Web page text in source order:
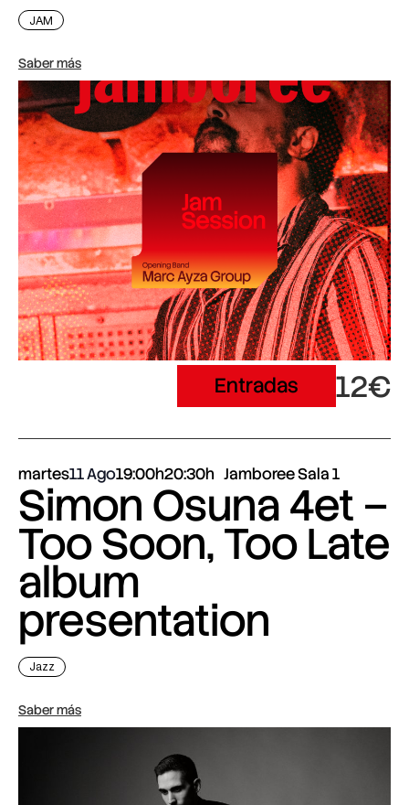
JAM
Saber más
Entradas 12€
martes11 Ago19:00h20:30h Jamboree Sala 1
Simon Osuna 4et –
Too Soon, Too Late
album
presentation
Jazz
Saber más